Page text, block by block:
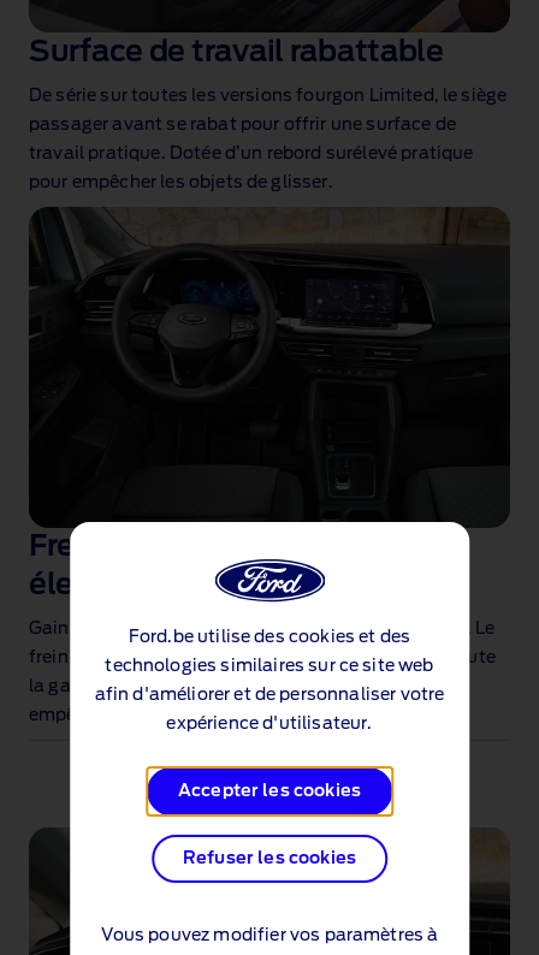
Ford.be utilise des cookies et des
technologies similaires sur ce site web
afin d'améliorer et de personnaliser votre
expérience d'utilisateur.
Accepter les cookies
Refuser les cookies
Vous pouvez modifier vos paramètres à
Surface de travail rabattable
De série sur toutes les versions fourgon Limited, le siège
passager avant se rabat pour offrir une surface de
travail pratique. Dotée d’un rebord surélevé pratique
pour empêcher les objets de glisser.
Frein de stationnement
électrique
Gain de place, plus intelligent, plus simple à utiliser. Le
frein de stationnement électrique est de série sur toute
la gamme et intègre la fonction Auto Hold pour
empêcher le véhicule de reculer à l’arrêt.